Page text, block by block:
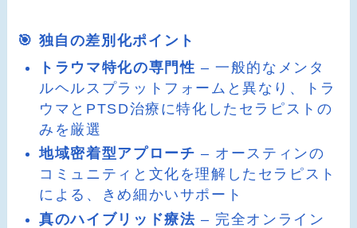
🎯 独自の差別化ポイント
トラウマ特化の専門性 – 一般的なメンタ
ルヘルスプラットフォームと異なり、トラ
ウマとPTSD治療に特化したセラピストの
みを厳選
地域密着型アプローチ – オースティンの
コミュニティと文化を理解したセラピスト
による、きめ細かいサポート
真のハイブリッド療法 – 完全オンライン